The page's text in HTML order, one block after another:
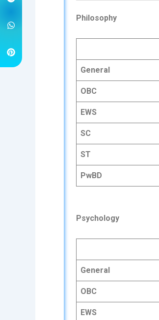
Philosophy
General
OBC
EWS
SC
ST
PwBD
Psychology
General
OBC
EWS